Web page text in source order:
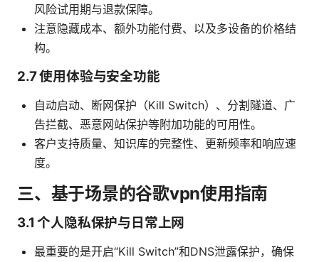
风险试用期与退款保障。
注意隐藏成本、额外功能付费、以及多设备的价格结
构。
2.7 使用体验与安全功能
自动启动、断网保护（Kill Switch）、分割隧道、广
告拦截、恶意网站保护等附加功能的可用性。
客户支持质量、知识库的完整性、更新频率和响应速
度。
三、基于场景的谷歌vpn使用指南
3.1 个人隐私保护与日常上网
最重要的是开启“Kill Switch”和DNS泄露保护，确保